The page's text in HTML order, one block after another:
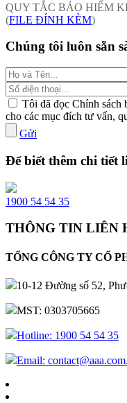
QUY TẮC BẢO HIỂM
(FILE ĐÍNH KÈM)
Chúng tôi luôn sẵn
Tôi đã đọc Chính sách
cho các mục đích tư vấn,
Gửi
Để biết thêm chi tiết
1900 54 54 35
THÔNG TIN LIÊN
TỔNG CÔNG TY CỔ
10-12 Đường số 52,
MST: 0303705665
Hotline: 1900 54 54 35
Email: